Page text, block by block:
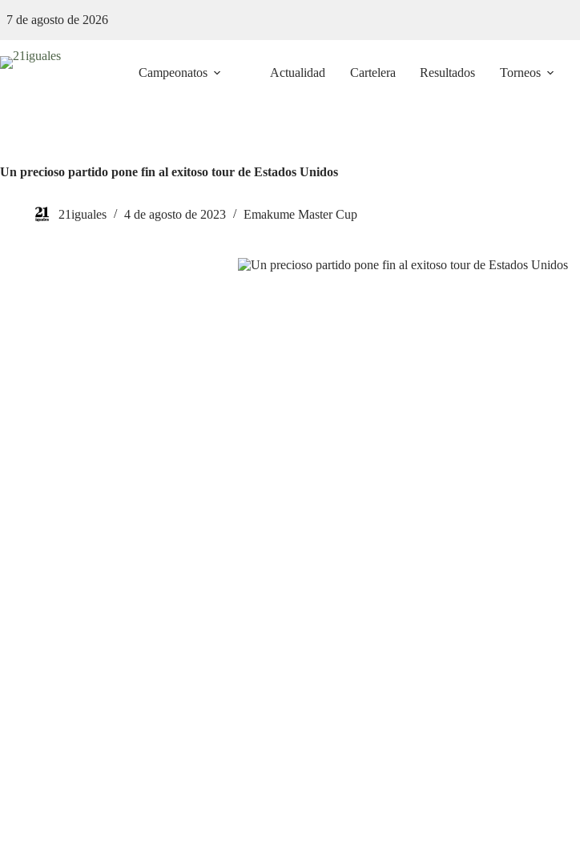
al7 de agosto de 2026
Campeonatos Actualidad Cartelera Resultados Torneos
Un precioso partido pone fin al exitoso tour de Estados Unidos
21iguales 4 de agosto de 2023 Emakume Master Cup